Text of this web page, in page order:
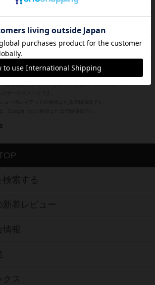
PT
1件の投稿
PT
ア3000
1件の投稿
37 PT
復讐心とともに
国および他の国々で登録されたApple Inc.の商標です。
検索する
新着レビュー
情報
クス